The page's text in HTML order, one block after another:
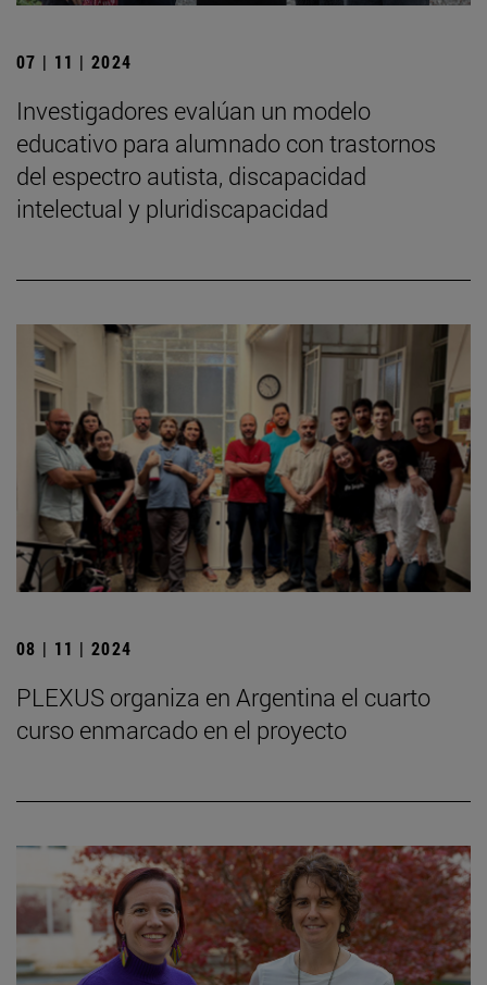
07 | 11 | 2024
Investigadores evalúan un modelo
educativo para alumnado con trastornos
del espectro autista, discapacidad
intelectual y pluridiscapacidad
08 | 11 | 2024
PLEXUS organiza en Argentina el cuarto
curso enmarcado en el proyecto